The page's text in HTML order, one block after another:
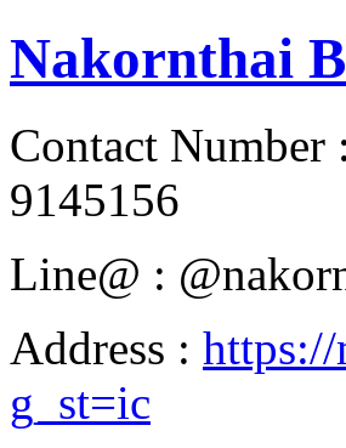
Nakornthai
Contact
9145156
Line@ :
Address :
g_st=ic